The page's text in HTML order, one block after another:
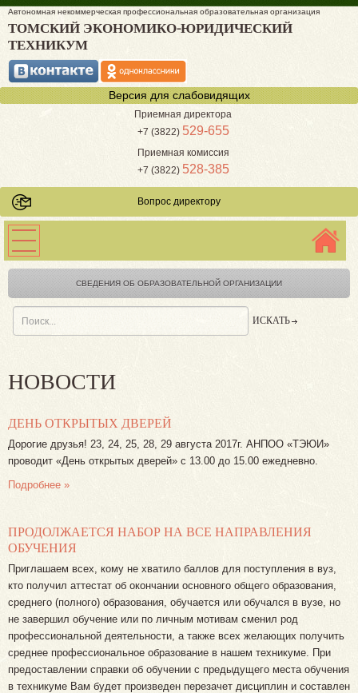
Автономная некоммерческая профессиональная образовательная организация
ТОМСКИЙ ЭКОНОМИКО-ЮРИДИЧЕСКИЙ
ТЕХНИКУМ
Версия для слабовидящих
Приемная директора
+7 (3822) 529-655
Приемная комиссия
+7 (3822) 528-385
Вопрос директору
СВЕДЕНИЯ ОБ ОБРАЗОВАТЕЛЬНОЙ ОРГАНИЗАЦИИ
НОВОСТИ
ДЕНЬ ОТКРЫТЫХ ДВЕРЕЙ
Дорогие друзья! 23, 24, 25, 28, 29 августа 2017г. АНПОО «ТЭЮИ»
проводит «День открытых дверей» с 13.00 до 15.00 ежедневно.
Подробнее »
ПРОДОЛЖАЕТСЯ НАБОР НА ВСЕ НАПРАВЛЕНИЯ
ОБУЧЕНИЯ
Приглашаем всех, кому не хватило баллов для поступления в вуз,
кто получил аттестат об окончании основного общего образования,
среднего (полного) образования, обучается или обучался в вузе, но
не завершил обучение или по личным мотивам сменил род
профессиональной деятельности, а также всех желающих получить
среднее профессиональное образование в нашем техникуме. При
предоставлении справки об обучении с предыдущего места обучения
в техникуме Вам будет произведен перезачет дисциплин и составлен